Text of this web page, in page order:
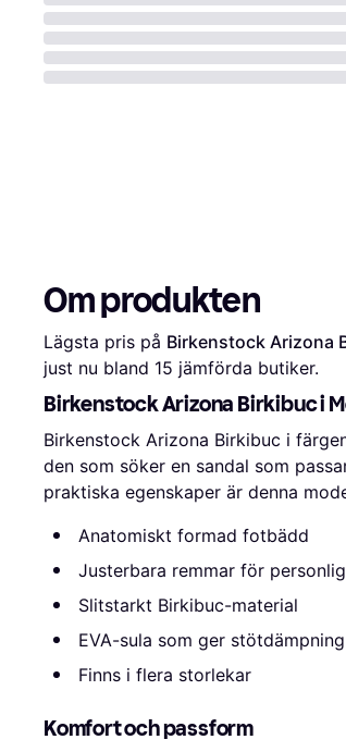
Om produkten
Lägsta pris på Birkenstock Arizona
just nu bland 15 jämförda butiker.
Birkenstock Arizona Birkibuc i
Birkenstock Arizona Birkibuc i
den som söker en sandal som
praktiska egenskaper är denna
Anatomiskt formad fotbädd
Justerbara remmar för
Slitstarkt Birkibuc-material
EVA-sula som ger stötdämpning
Finns i flera storlekar
Komfort och passform